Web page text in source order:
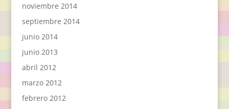
noviembre 2014
septiembre 2014
junio 2014
junio 2013
abril 2012
marzo 2012
febrero 2012